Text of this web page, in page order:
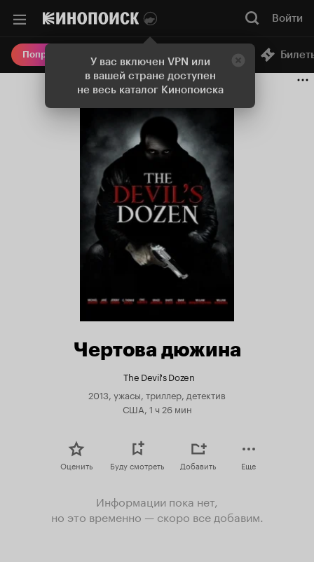
У вас включен VPN или
в вашей стране доступен
не весь каталог Кинопоиска
Войти
Попробовать Плюс Онлайн-кинотеатр
Чертова дюжина
The Devil's Dozen
2013, ужасы, триллер, детектив
США, 1 ч 26 мин
Оценить Буду смотреть Добавить Еще
Информации пока нет,
но это временно — скоро все добавим.